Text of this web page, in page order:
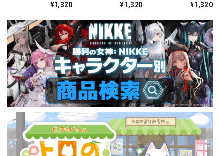
¥1,320
ォーチュンメイト
¥1,320
シャープレッスン
¥1,320